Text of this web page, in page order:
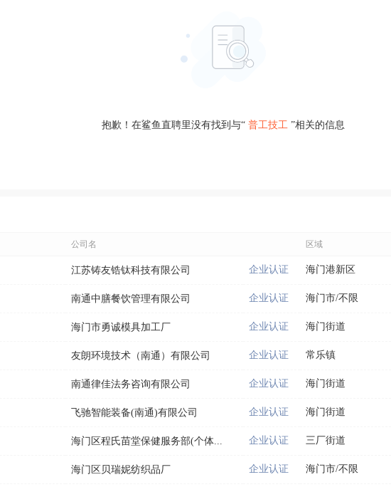
抱歉！在鲨鱼直聘里没有找到与“ 普工技工 ”相关的信息
公司名 区域
江苏铸友锆钛科技有限公司 企业认证 海门港新区
南通中膳餐饮管理有限公司 企业认证 海门市/不限
海门市勇诚模具加工厂 企业认证 海门街道
友朗环境技术（南通）有限公司 企业认证 常乐镇
南通律佳法务咨询有限公司 企业认证 海门街道
飞驰智能装备(南通)有限公司 企业认证 海门街道
海门区程氏苗堂保健服务部(个体... 企业认证 三厂街道
海门区贝瑞妮纺织品厂 企业认证 海门市/不限